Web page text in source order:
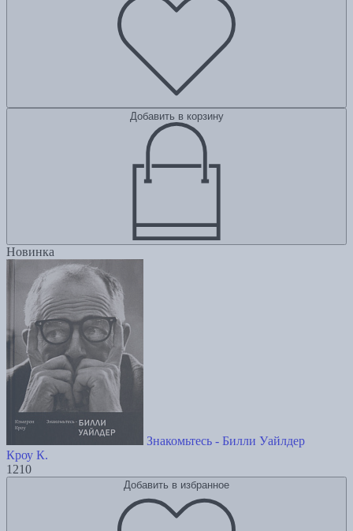
Добавить в корзину
Новинка
Знакомьтесь - Билли Уайлдер
Кроу К.
1210
Добавить в избранное